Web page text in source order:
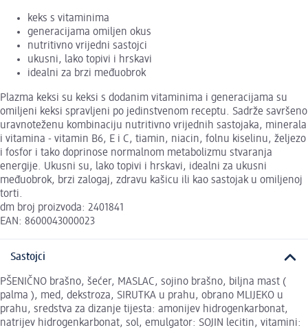
keks s vitaminima
generacijama omiljen okus
nutritivno vrijedni sastojci
ukusni, lako topivi i hrskavi
idealni za brzi međuobrok
Plazma keksi su keksi s dodanim vitaminima i generacijama su
omiljeni keksi spravljeni po jedinstvenom receptu. Sadrže savršeno
uravnoteženu kombinaciju nutritivno vrijednih sastojaka, minerala
i vitamina - vitamin B6, E i C, tiamin, niacin, folnu kiselinu, željezo
i fosfor i tako doprinose normalnom metabolizmu stvaranja
energije. Ukusni su, lako topivi i hrskavi, idealni za ukusni
međuobrok, brzi zalogaj, zdravu kašicu ili kao sastojak u omiljenoj
torti.
dm broj proizvoda: 2401841
EAN: 8600043000023
Sastojci
PŠENIČNO brašno, šećer, MASLAC, sojino brašno, biljna mast (
palma ), med, dekstroza, SIRUTKA u prahu, obrano MLIJEKO u
prahu, sredstva za dizanje tijesta: amonijev hidrogenkarbonat,
natrijev hidrogenkarbonat, sol, emulgator: SOJIN lecitin, vitamini: